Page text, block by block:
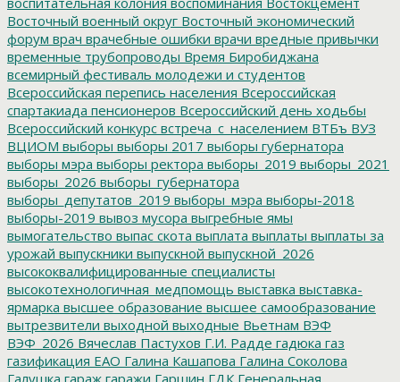
Восточный военный округ Восточный экономический
форум врач врачебные ошибки врачи вредные привычки
временные трубопроводы Время Биробиджана
всемирный фестиваль молодежи и студентов
Всероссийская перепись населения Всероссийская
спартакиада пенсионеров Всероссийский день ходьбы
Всероссийский конкурс встреча_с_населением ВТБъ ВУЗ
ВЦИОМ выборы выборы 2017 выборы губернатора
выборы мэра выборы ректора выборы_2019 выборы_2021
выборы_2026 выборы_губернатора
выборы_депутатов_2019 выборы_мэра выборы-2018
выборы-2019 вывоз мусора выгребные ямы
вымогательство выпас скота выплата выплаты выплаты за
урожай выпускники выпускной выпускной_2026
высококвалифицированные специалисты
высокотехнологичная_медпомощь выставка выставка-
ярмарка высшее образование высшее самообразование
вытрезвители выходной выходные Вьетнам ВЭФ
ВЭФ_2026 Вячеслав Пастухов Г.И. Радде гадюка газ
газификация ЕАО Галина Кашапова Галина Соколова
Галушка гараж гаражи Гаршин ГДК Генеральная